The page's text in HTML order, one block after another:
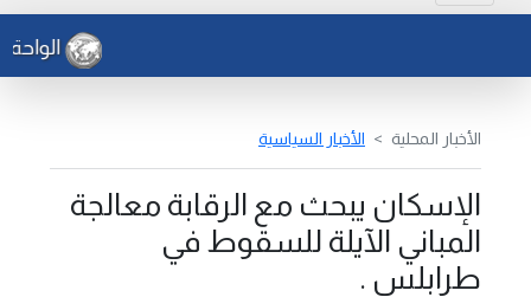
الواحة
الأخبار المحلية الأخبار السياسية
الإسكان يبحث مع الرقابة معالجة
المباني الآيلة للسقوط في
طرابلس .